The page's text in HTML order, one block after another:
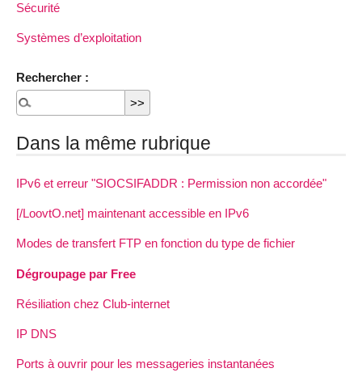
Sécurité
Systèmes d’exploitation
Rechercher :
Dans la même rubrique
IPv6 et erreur "SIOCSIFADDR : Permission non accordée"
[/LoovtO.net] maintenant accessible en IPv6
Modes de transfert FTP en fonction du type de fichier
Dégroupage par Free
Résiliation chez Club-internet
IP DNS
Ports à ouvrir pour les messageries instantanées